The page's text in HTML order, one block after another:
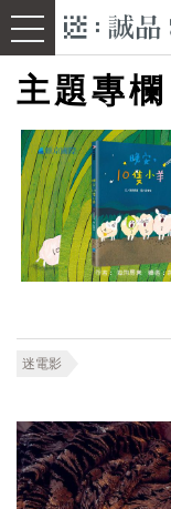
主題專欄
迷電影